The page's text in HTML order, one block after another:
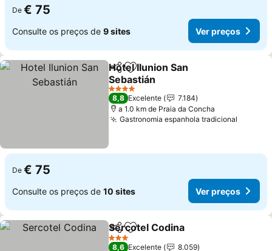
De € 75
Consulte os preços de 9 sites Ver preços
PartilharAdicionar aos favoritos
Hotel Ilunion San
Sebastián
4 Estrelas
8,8 Excelente
7.184
a 1.0 km de Praia da Concha
Gastronomia espanhola tradicional
De € 75
Consulte os preços de 10 sites Ver preços
PartilharAdicionar aos favoritos
Sercotel Codina
3 Estrelas
8,6 Excelente
8.059